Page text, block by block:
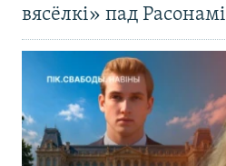
вясёлкі» пад Расонамі